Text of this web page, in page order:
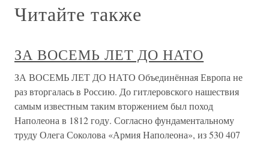
Читайте также
ЗА ВОСЕМЬ ЛЕТ ДО НАТО
ЗА ВОСЕМЬ ЛЕТ ДО НАТО Объединённая Европа не
раз вторгалась в Россию. До гитлеровского нашествия
самым известным таким вторжением был поход
Наполеона в 1812 году. Согласно фундаментальному
труду Олега Соколова «Армия Наполеона», из 530 407